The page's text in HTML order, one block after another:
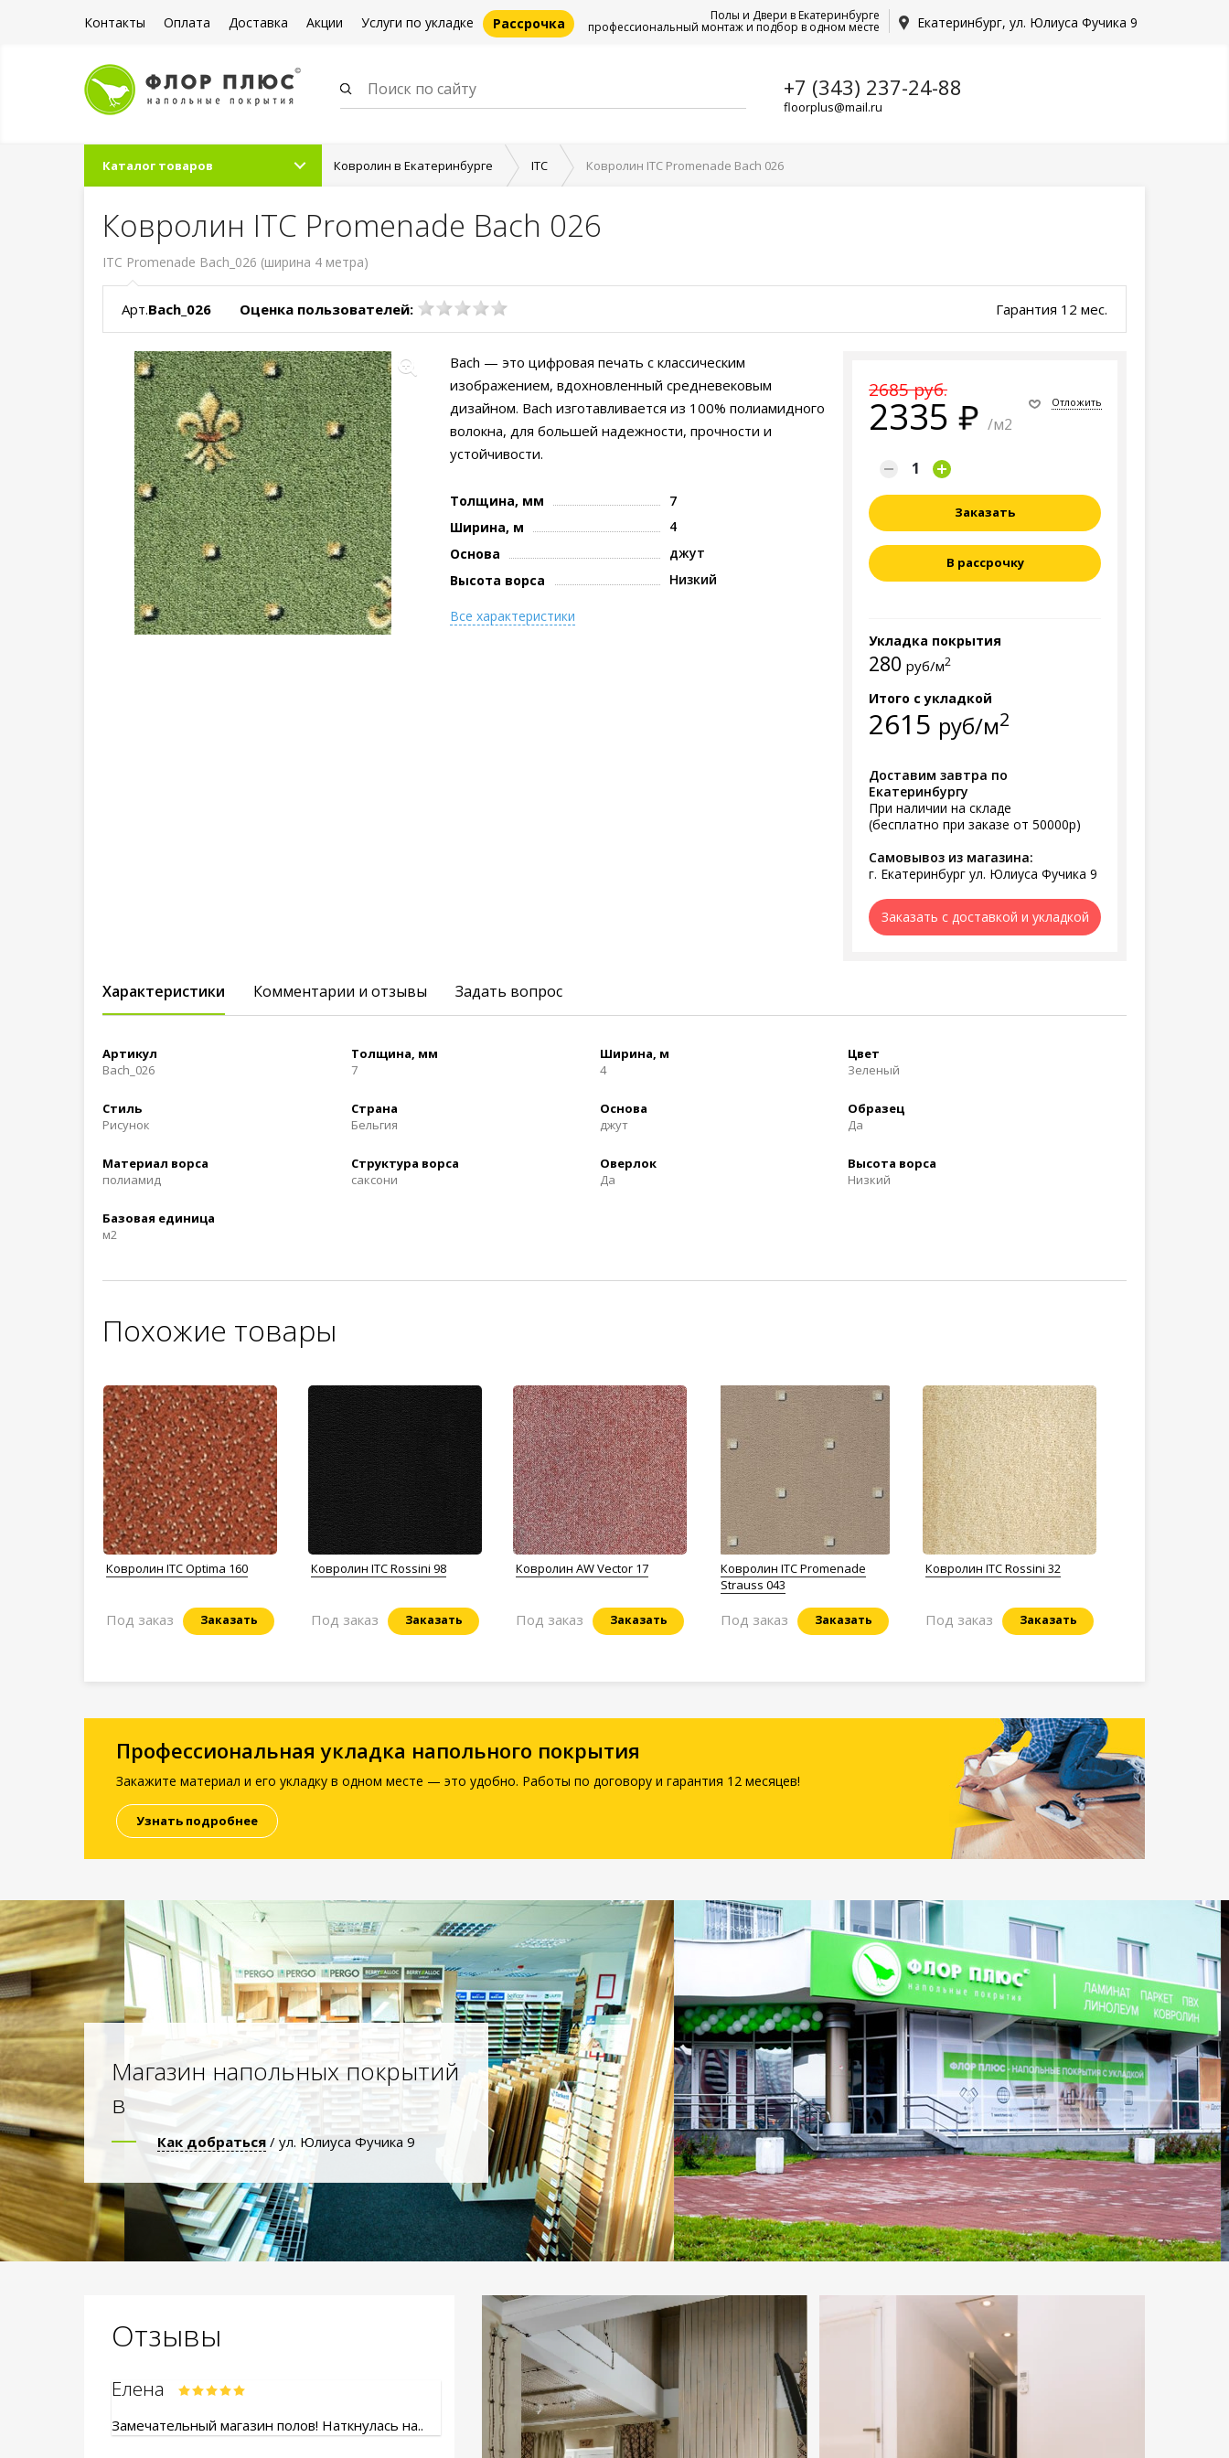
Контакты Оплата Доставка Акции Услуги по укладке Рассрочка Екатеринбург, ул. Юлиуса Фучика 9
Полы и Двери в Екатеринбурге
профессиональный монтаж и подбор в одном месте
+7 (343) 237-24-88
floorplus@mail.ru
Каталог товаров Ковролин в Екатеринбурге ITC Ковролин ITC Promenade Bach 026
Ковролин ITC Promenade Bach 026
ITC Promenade Bach_026 (ширина 4 метра)
Арт.Bach_026 Оценка пользователей: Гарантия 12 мес.
2685 руб.
2335 /м2
Отложить
Заказать
В рассрочку
Укладка покрытия
280 руб/м2
Итого с укладкой
2615 руб/м2
Доставим завтра по
Екатеринбургу
При наличии на складе
(бесплатно при заказе от 50000р)
Самовывоз из магазина:
г. Екатеринбург ул. Юлиуса Фучика 9
Заказать с доставкой и укладкой
Bach — это цифровая печать с классическим
изображением, вдохновленный средневековым
дизайном. Bach изготавливается из 100% полиамидного
волокна, для большей надежности, прочности и
устойчивости.
Толщина, мм
7
Ширина, м
4
Основа
джут
Высота ворса
Низкий
Все характеристики
Характеристики Комментарии и отзывы Задать вопрос
Артикул
Bach_026
Толщина, мм
7
Ширина, м
4
Цвет
Зеленый
Стиль
Рисунок
Страна
Бельгия
Основа
джут
Образец
Да
Материал ворса
полиамид
Структура ворса
саксони
Оверлок
Да
Высота ворса
Низкий
Базовая единица
м2
Похожие товары
Ковролин ITC Optima 160
Заказать
Под заказ
Ковролин ITC Rossini 98
Заказать
Под заказ
Ковролин AW Vector 17
Заказать
Под заказ
Ковролин ITC Promenade
Strauss 043
Заказать
Под заказ
Ковролин ITC Rossini 32
Заказать
Под заказ
Профессиональная укладка напольного покрытия
Закажите материал и его укладку в одном месте — это удобно. Работы по договору и гарантия 12 месяцев!
Узнать подробнее
Магазин напольных покрытий
в
Как добраться / ул. Юлиуса Фучика 9
Отзывы
Елена
Замечательный магазин полов! Наткнулась на..